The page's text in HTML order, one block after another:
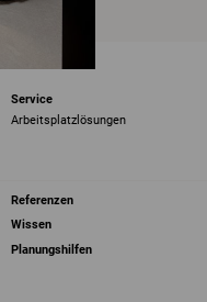
Service
Arbeitsplatzlösungen
Referenzen
Wissen
Planungshilfen